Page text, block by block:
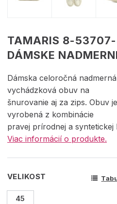
TAMARIS 8-53707-
DÁMSKE
Dámska celoročná nadmerná
vychádzková obuv na
šnurovanie aj za zips. Obuv je
vyrobená z kombinácie
pravej prírodnej a syntetickej
Viac informácií o produkte.
VELIKOST
45